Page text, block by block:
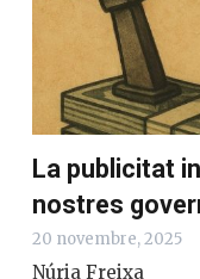
Entrades